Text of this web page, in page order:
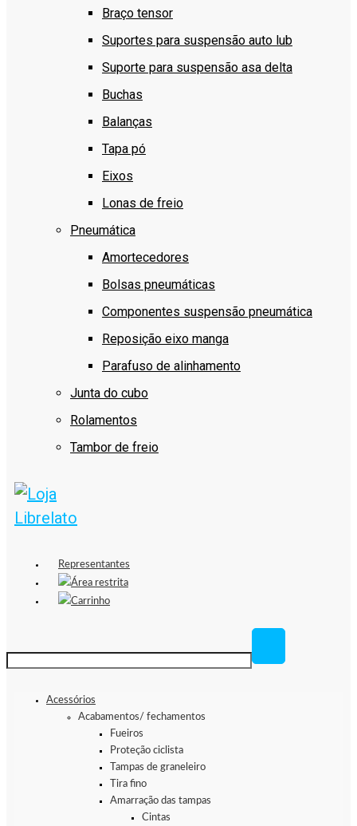
Braço tensor
Suportes para suspensão auto lub
Suporte para suspensão asa delta
Buchas
Balanças
Tapa pó
Eixos
Lonas de freio
Pneumática
Amortecedores
Bolsas pneumáticas
Componentes suspensão pneumática
Reposição eixo manga
Parafuso de alinhamento
Junta do cubo
Rolamentos
Tambor de freio
Representantes
Área restrita
Carrinho
Acessórios
Acabamentos/ fechamentos
Fueiros
Proteção ciclista
Tampas de graneleiro
Tira fino
Amarração das tampas
Cintas